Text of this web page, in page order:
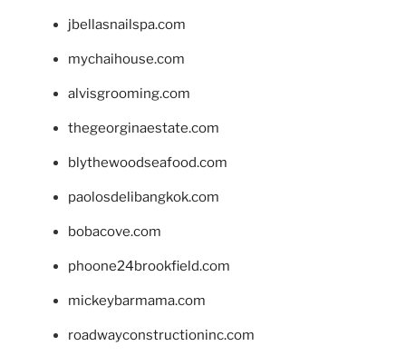
jbellasnailspa.com
mychaihouse.com
alvisgrooming.com
thegeorginaestate.com
blythewoodseafood.com
paolosdelibangkok.com
bobacove.com
phoone24brookfield.com
mickeybarmama.com
roadwayconstructioninc.com